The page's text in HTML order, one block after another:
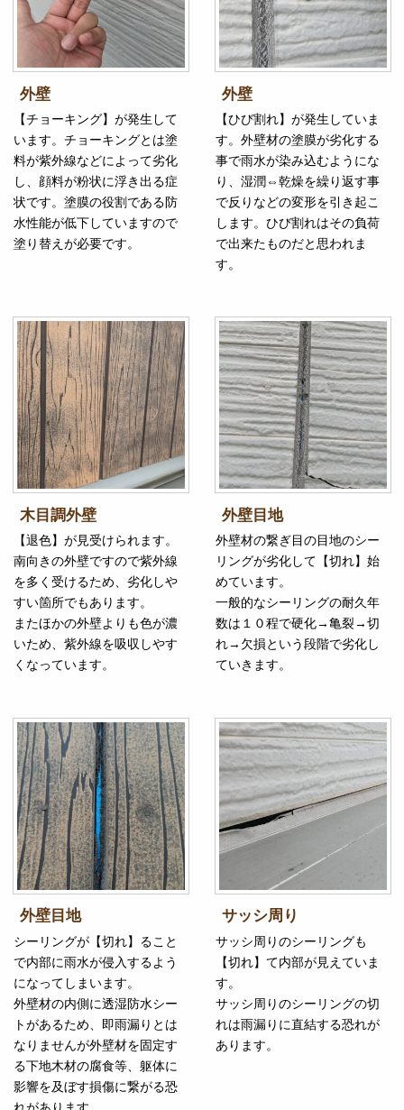
外壁
【チョーキング】が発生して
います。チョーキングとは塗
料が紫外線などによって劣化
し、顔料が粉状に浮き出る症
状です。塗膜の役割である防
水性能が低下していますので
塗り替えが必要です。
外壁
【ひび割れ】が発生していま
す。外壁材の塗膜が劣化する
事で雨水が染み込むようにな
り、湿潤⇔乾燥を繰り返す事
で反りなどの変形を引き起こ
します。ひび割れはその負荷
で出来たものだと思われま
す。
木目調外壁
【退色】が見受けられます。
南向きの外壁ですので紫外線
を多く受けるため、劣化しや
すい箇所でもあります。
またほかの外壁よりも色が濃
いため、紫外線を吸収しやす
くなっています。
外壁目地
外壁材の繋ぎ目の目地のシー
リングが劣化して【切れ】始
めています。
一般的なシーリングの耐久年
数は１０程で硬化→亀裂→切
れ→欠損という段階で劣化し
ていきます。
外壁目地
シーリングが【切れ】ること
で内部に雨水が侵入するよう
になってしまいます。
外壁材の内側に透湿防水シー
トがあるため、即雨漏りとは
なりませんが外壁材を固定す
る下地木材の腐食等、躯体に
影響を及ぼす損傷に繋がる恐
れがあります。
サッシ周り
サッシ周りのシーリングも
【切れ】て内部が見えていま
す。
サッシ周りのシーリングの切
れは雨漏りに直結する恐れが
あります。